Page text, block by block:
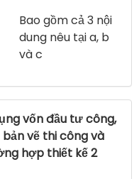
Bao gồm cả 3 nội
dung nêu tại a, b
và c
vốn đầu tư công,
vẽ thi công và
hợp thiết kế 2